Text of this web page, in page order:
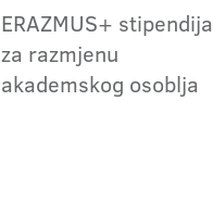
ERAZMUS+ stipendija
za razmjenu
akademskog osoblja